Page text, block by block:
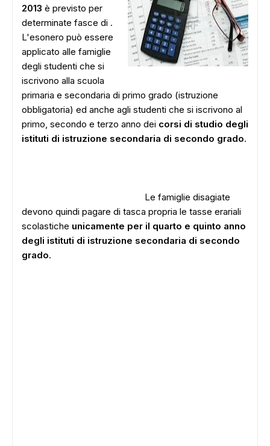
2013 è previsto per
determinate fasce di .
L'esonero può essere
applicato alle famiglie
degli studenti che si
iscrivono alla scuola
primaria e secondaria di primo grado (istruzione
obbligatoria) ed anche agli studenti che si iscrivono al
primo, secondo e terzo anno dei corsi di studio degli
istituti di istruzione secondaria di secondo grado.
Le famiglie disagiate
devono quindi pagare di tasca propria le tasse erariali
scolastiche unicamente per il quarto e quinto anno
degli istituti di istruzione secondaria di secondo
grado.